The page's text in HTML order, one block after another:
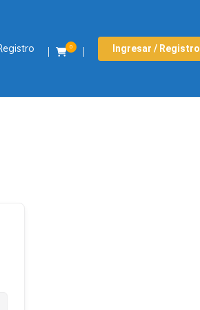
0 Ingresar / Registro